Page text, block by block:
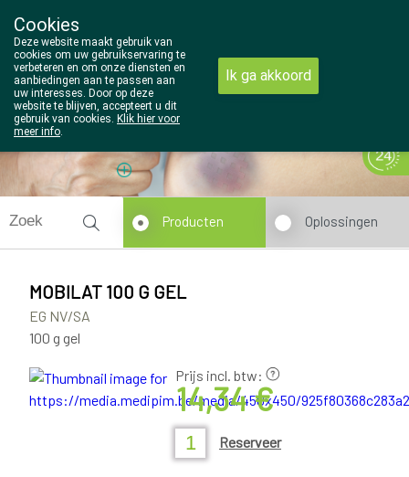
014/810298
Producten Oplossingen
MOBILAT 100 G GEL
EG NV/SA
100 g gel
Prijs incl. btw:
14,34 €
Reserveer
Cookies
Deze website maakt gebruik van
cookies om uw gebruikservaring te
verbeteren en om onze diensten en
aanbiedingen aan te passen aan
uw interesses. Door op deze
website te blijven, accepteert u dit
gebruik van cookies. Klik hier voor
meer info.
Ik ga akkoord